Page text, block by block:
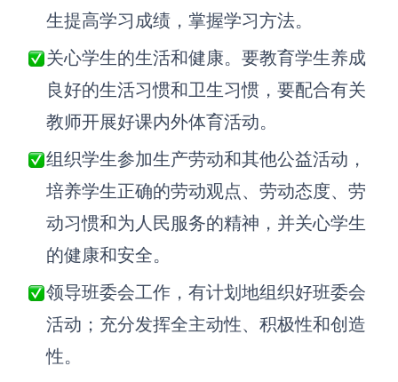
帮助支持
帮助中心
获取详细功能指南和技术支持
知识分享社区
定价
生提高学习成绩，掌握学习方法。
关心学生的生活和健康。要教育学生养成
良好的生活习惯和卫生习惯，要配合有关
教师开展好课内外体育活动。
组织学生参加生产劳动和其他公益活动，
培养学生正确的劳动观点、劳动态度、劳
动习惯和为人民服务的精神，并关心学生
的健康和安全。
领导班委会工作，有计划地组织好班委会
活动；充分发挥全主动性、积极性和创造
性。